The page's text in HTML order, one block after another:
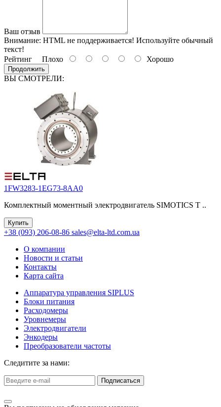
Ваш отзыв
Внимание: HTML не поддерживается! Используйте обычный
текст!
Рейтинг Плохо Хорошо
Продолжить
ВЫ СМОТРЕЛИ:
1FW3283-1EG73-8AA0
Комплектный моментный электродвигатель SIMOTICS T ..
Купить
+38 (093) 206-08-86 sales@elta-ltd.com.ua
О компании
Новости и статьи
Контакты
Карта сайта
Аппаратура управления SIPLUS
Блоки питания
Расходомеры
Уровнемеры
Электродвигатели
Энкодеры
Преобразователи частоты
Следитите за нами:
Подписаться